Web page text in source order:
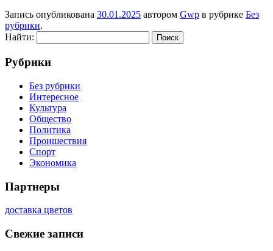
Запись опубликована 30.01.2025 автором Gwp в рубрике Без
рубрики.
Найти:
Рубрики
Без рубрики
Интересное
Культура
Общество
Политика
Проишествия
Спорт
Экономика
Партнеры
доставка цветов
Свежие записи